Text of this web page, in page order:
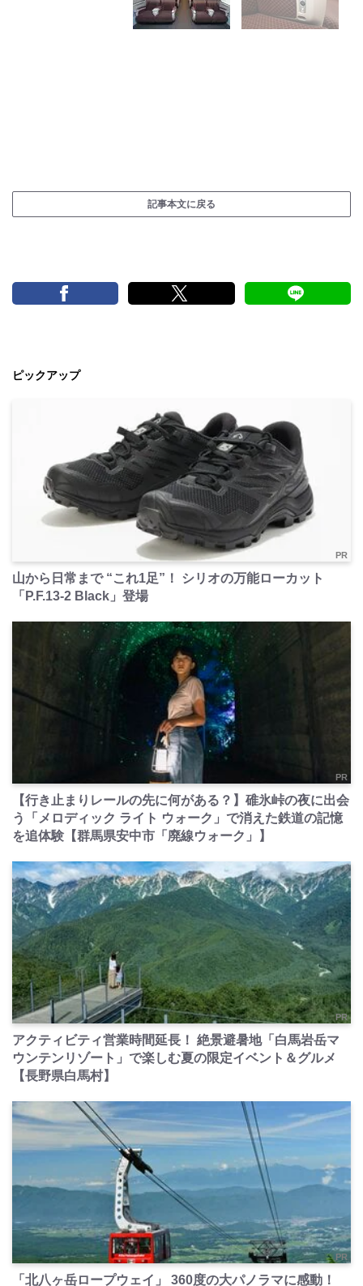
記事本文に戻る
ピックアップ
PR
山から日常まで “これ1足”！ シリオの万能ローカット
「P.F.13-2 Black」登場
PR
【行き止まりレールの先に何がある？】碓氷峠の夜に出会
う「メロディック ライト ウォーク」で消えた鉄道の記憶
を追体験【群馬県安中市「廃線ウォーク」】
PR
アクティビティ営業時間延長！ 絶景避暑地「白馬岩岳マ
ウンテンリゾート」で楽しむ夏の限定イベント＆グルメ
【長野県白馬村】
PR
「北八ヶ岳ロープウェイ」 360度の大パノラマに感動！